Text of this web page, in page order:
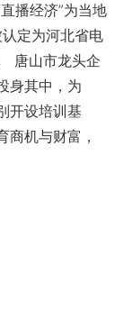
播经济”为当地
定为河北省电
唐山市龙头企
身其中，为
开设培训基
商机与财富，